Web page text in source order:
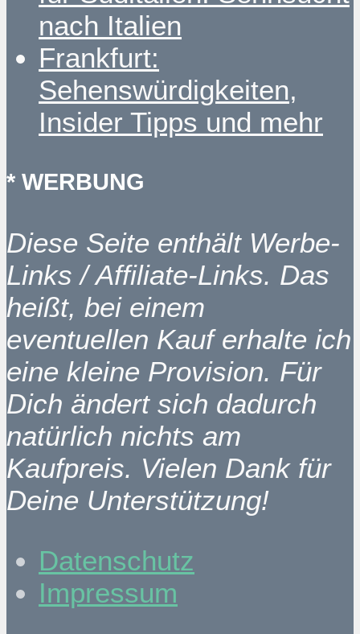
nach Italien
Frankfurt:
Sehenswürdigkeiten,
Insider Tipps und mehr
* WERBUNG
Diese Seite enthält Werbe-
Links / Affiliate-Links. Das
heißt, bei einem
eventuellen Kauf erhalte ich
eine kleine Provision. Für
Dich ändert sich dadurch
natürlich nichts am
Kaufpreis. Vielen Dank für
Deine Unterstützung!
Datenschutz
Impressum